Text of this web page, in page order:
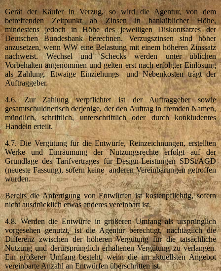
Gerät der Käufer in Verzug, so wird die Agentur, von dem
betreffenden Zeitpunkt ab Zinsen in banküblicher Höhe,
mindestens jedoch in Höhe des jeweiligen Diskontsatzes der
Deutschen Bundesbank berechnen. Verzugszinsen sind höher
anzusetzen, wenn WW eine Belastung mit einem höheren Zinssatz
nachweist. Wechsel und Schecks werden unter üblichen
Vorbehalten angenommen und gelten erst nach erfolgter Einlösung
als Zahlung. Etwaige Einziehungs- und Nebenkosten trägt der
Auftraggeber.
4.6. Zur Zahlung verpflichtet ist der Auftraggeber sowie
gesamtschuldnerisch derjenige, der den Auftrag in fremden Namen,
mündlich, schriftlich, unterschriftlich oder durch konkludentes
Handeln erteilt.
4.7. Die Vergütung für die Entwürfe, Reinzeichnungen, erstellten
Werke und Einräumung der Nutzungsrechte erfolgt auf der
Grundlage des Tarifvertrages für Design-Leistungen SDSt/AGD
(neueste Fassung), sofern keine anderen Vereinbarungen getroffen
wurden.
Bereits die Anfertigung von Entwürfen ist kostenpflichtig, sofern
nicht ausdrücklich etwas anderes vereinbart ist.
4.8. Werden die Entwürfe in größeren Umfang als ursprünglich
vorgesehen genutzt, ist die Agentur berechtigt, nachtäglich die
Differenz zwischen der höheren Vergütung für die tatsächliche
Nutzung und derursprünglich erhaltenen Vergütung zu verlangen.
Ein größerer Umfang besteht, wenn die im aktuellsten Angebot
vereinbarte Anzahl an Entwürfen überschritten ist.